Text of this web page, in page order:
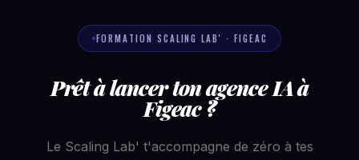
FORMATION SCALING LAB' · FIGEAC
Prêt à lancer ton agence IA à
Figeac ?
Le Scaling Lab' t'accompagne de zéro à tes